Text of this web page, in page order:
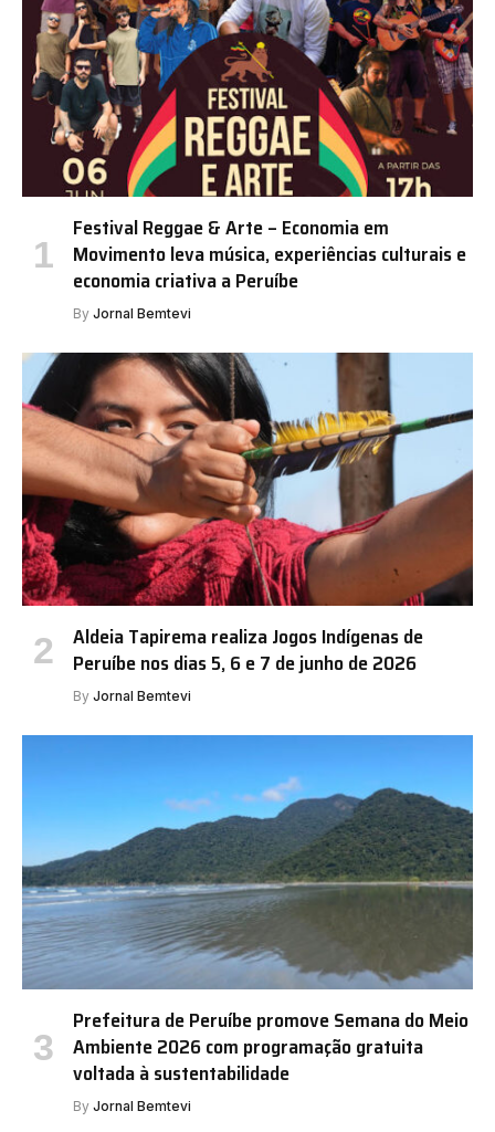
Festival Reggae & Arte – Economia em
Movimento leva música, experiências culturais e
economia criativa a Peruíbe
By Jornal Bemtevi
Aldeia Tapirema realiza Jogos Indígenas de
Peruíbe nos dias 5, 6 e 7 de junho de 2026
By Jornal Bemtevi
Prefeitura de Peruíbe promove Semana do Meio
Ambiente 2026 com programação gratuita
voltada à sustentabilidade
By Jornal Bemtevi